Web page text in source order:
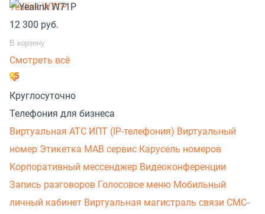
Yealink W71P
12 300 руб.
В корзину
Смотреть всё
Круглосуточно
Телефония для бизнеса
Виртуальная АТС ИПТ (IP-телефония) Виртуальный
номер Этикетка МАВ сервис Карусель номеров
Корпоративный мессенджер Видеоконференции
Запись разговоров Голосовое меню Мобильный
личный кабинет Виртуальная магистраль связи СМС-